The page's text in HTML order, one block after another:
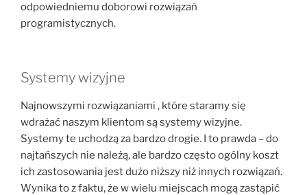
odpowiedniemu doborowi rozwiązań
programistycznych.
Systemy wizyjne
Najnowszymi rozwiązaniami , które staramy się
wdrażać naszym klientom są systemy wizyjne.
Systemy te uchodzą za bardzo drogie. I to prawda – do
najtańszych nie należą, ale bardzo często ogólny koszt
ich zastosowania jest dużo niższy niż innych rozwiązań.
Wynika to z faktu, że w wielu miejscach mogą zastąpić